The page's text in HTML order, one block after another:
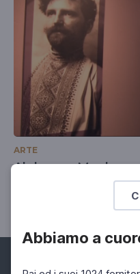
Abbiamo a
ARTE
Alphonse Mucha
Ttra Pubblicità e Utopia